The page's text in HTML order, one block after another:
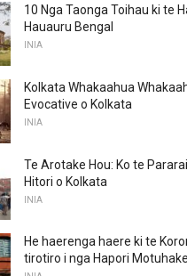
10 Nga Taonga Toihau ki te
Hauauru Bengal
INIA
Kolkata Whakaahua
Evocative o Kolkata
INIA
Te Arotake Hou: Ko te
Hitori o Kolkata
INIA
He haerenga haere ki te
tirotiro i nga Hapori